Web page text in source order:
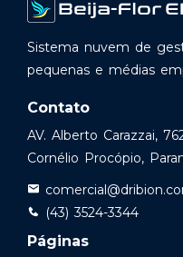
Sistema nuvem de
pequenas e médias
Contato
AV. Alberto Carazzai,
Cornélio Procópio,
(43) 3524-3344
Páginas